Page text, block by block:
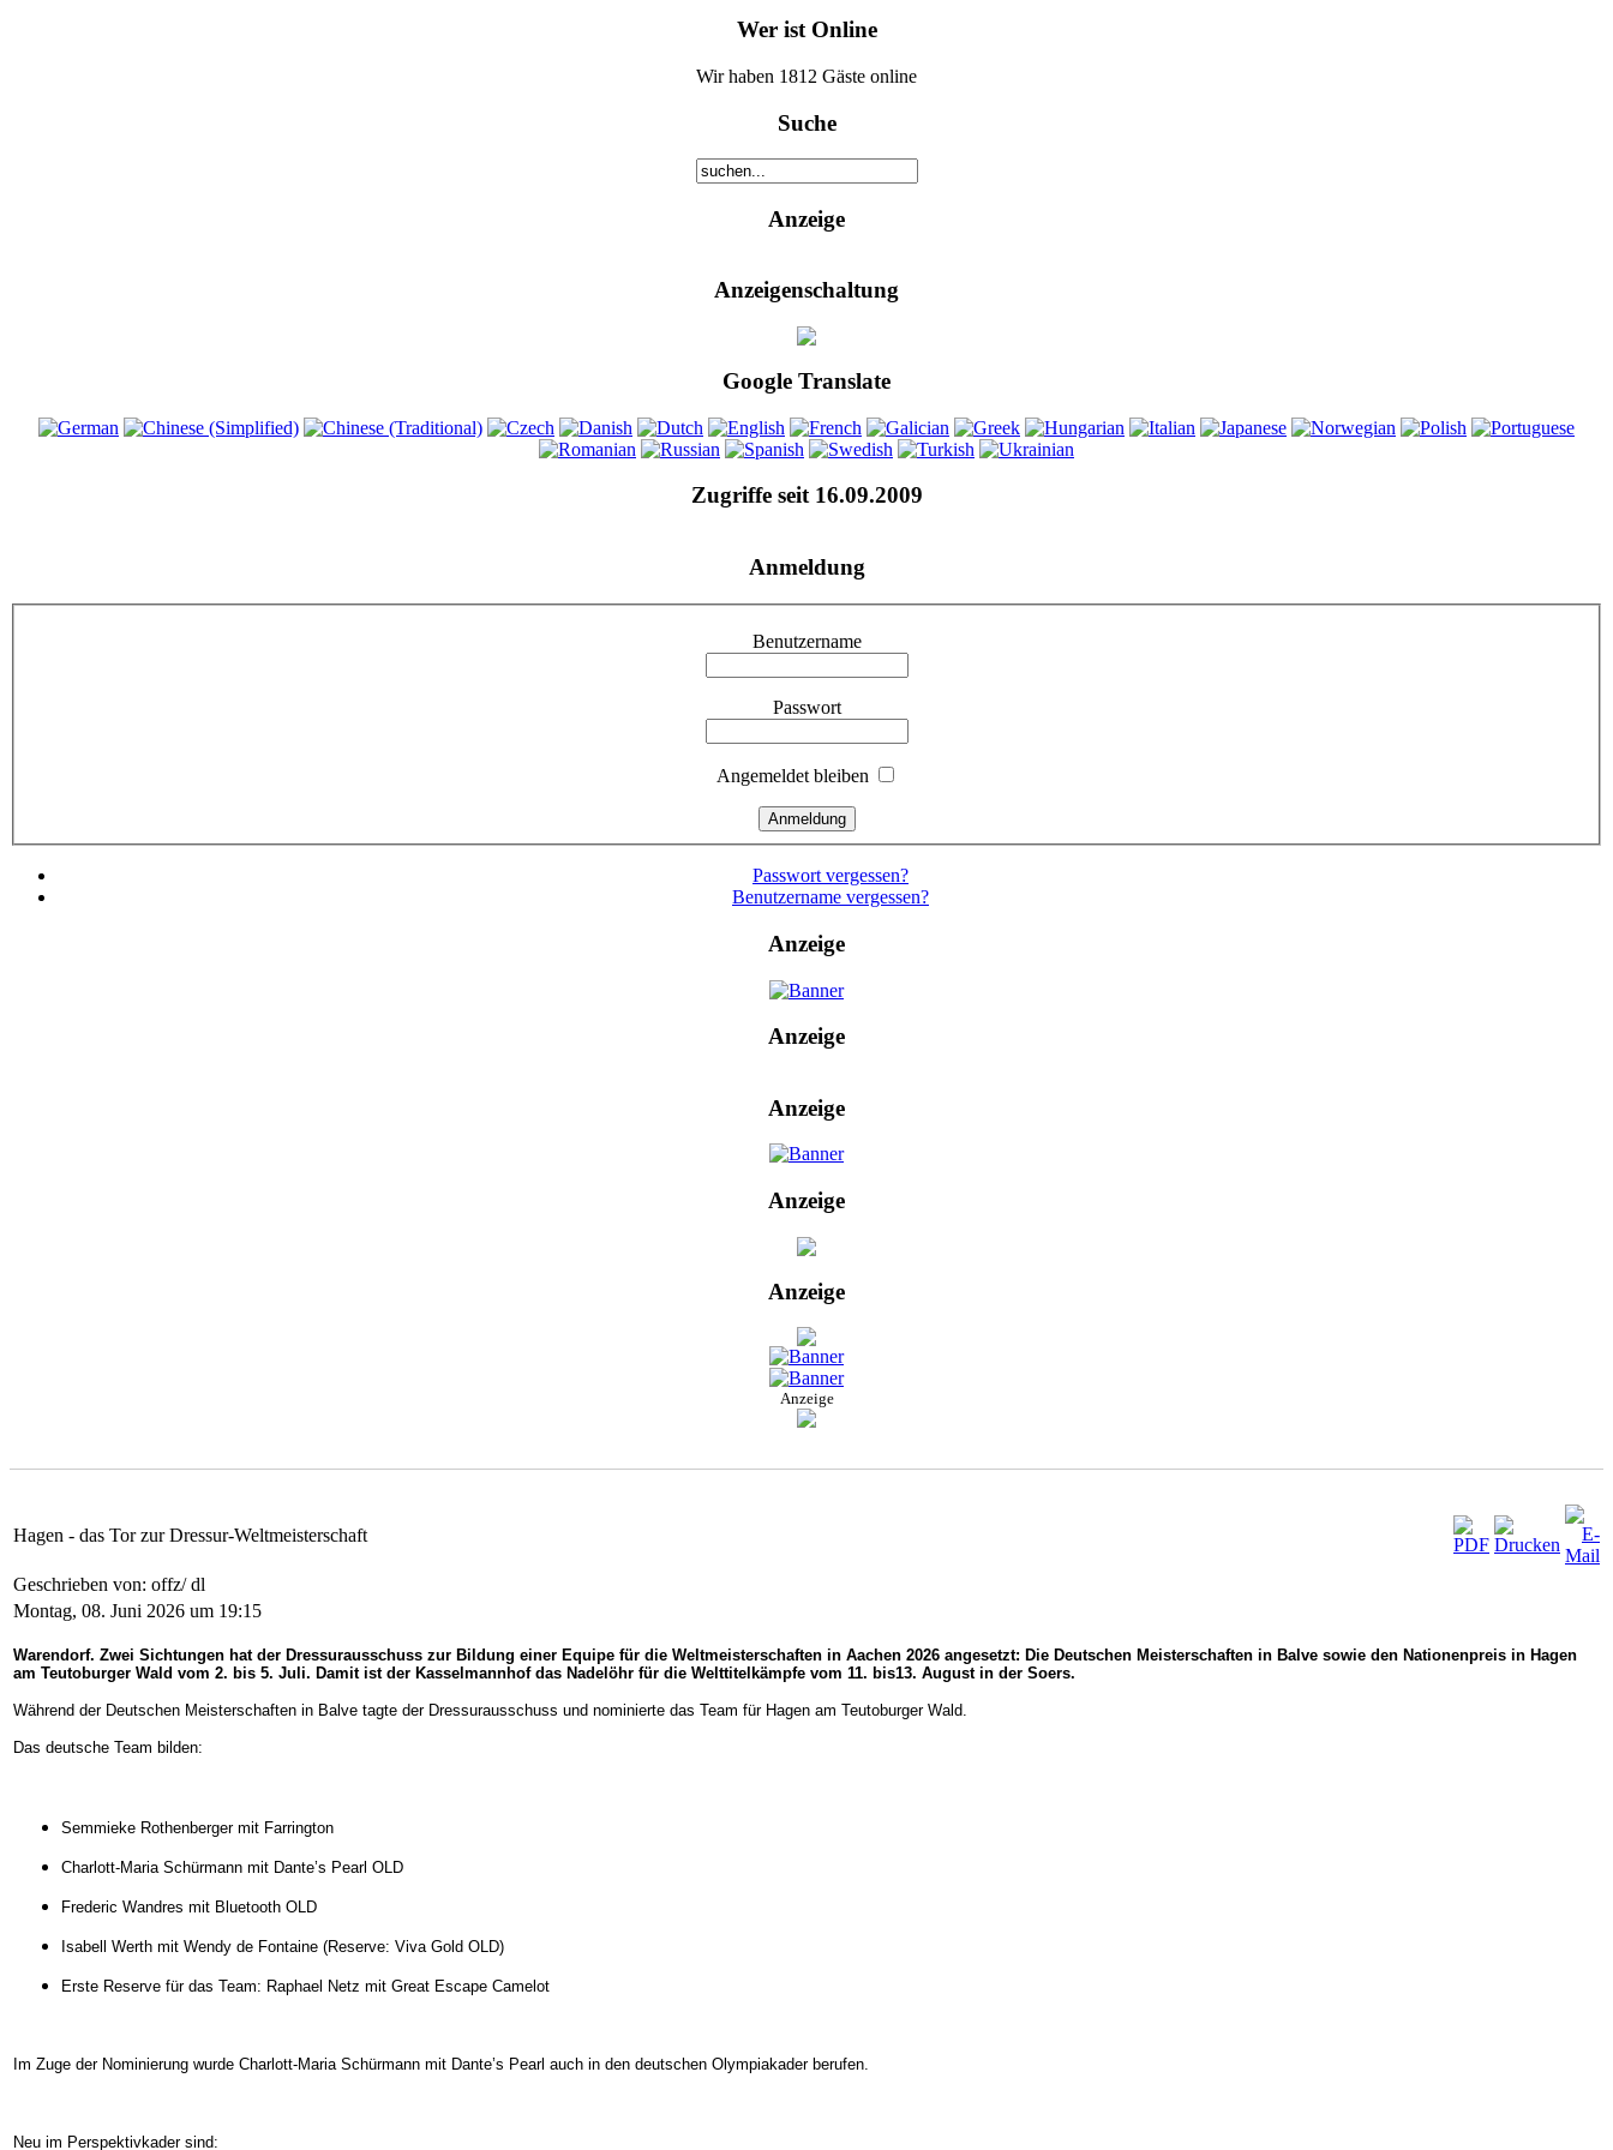
Wer ist Online
Wir haben 1812 Gäste online
Suche
Anzeige
Anzeigenschaltung
Google Translate
Zugriffe seit 16.09.2009
Anmeldung
Benutzername
Passwort
Angemeldet bleiben
Passwort vergessen?
Benutzername vergessen?
Anzeige
Anzeige
Anzeige
Anzeige
Anzeige
Anzeige
Hagen - das Tor zur Dressur-Weltmeisterschaft
Geschrieben von: offz/ dl
Montag, 08. Juni 2026 um 19:15
Warendorf. Zwei Sichtungen hat der Dressurausschuss zur Bildung einer Equipe für die Weltmeisterschaften in Aachen 2026 angesetzt: Die Deutschen Meisterschaften in Balve sowie den Nationenpreis in Hagen
am Teutoburger Wald vom 2. bis 5. Juli. Damit ist der Kasselmannhof das Nadelöhr für die Welttitelkämpfe vom 11. bis13. August in der Soers.
Während der Deutschen Meisterschaften in Balve tagte der Dressurausschuss und nominierte das Team für Hagen am Teutoburger Wald.
Das deutsche Team bilden:
Semmieke Rothenberger mit Farrington
Charlott-Maria Schürmann mit Dante’s Pearl OLD
Frederic Wandres mit Bluetooth OLD
Isabell Werth mit Wendy de Fontaine (Reserve: Viva Gold OLD)
Erste Reserve für das Team: Raphael Netz mit Great Escape Camelot
Im Zuge der Nominierung wurde Charlott-Maria Schürmann mit Dante’s Pearl auch in den deutschen Olympiakader berufen.
Neu im Perspektivkader sind: